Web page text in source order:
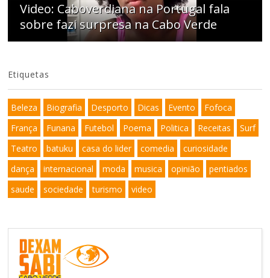
Video: Caboverdiana na Portugal fala
sobre fazi surpresa na Cabo Verde
Etiquetas
Beleza Biografia Desporto Dicas Evento
Fofoca
França
Funana Futebol Poema Politica Receitas
Surf
Teatro
batuku casa do lider comedia
curiosidade
dança
internacional moda musica opinião
pentiados
saude
sociedade turismo video